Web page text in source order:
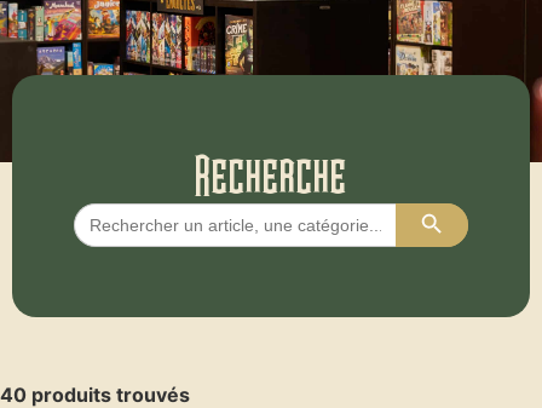
Recherche
Search
for:
Search
40 produits trouvés